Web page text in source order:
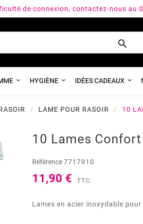
de connexion, contactez-nous au

HYGIÈNE IDÉES CADEAUX
LAME POUR RASOIR 10
10 Lames
Référence7717910
11,90 € TTC
Lames en acier inoxydable